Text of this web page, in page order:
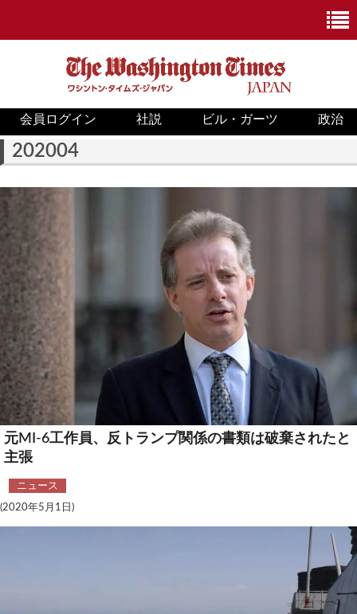
ニュース
安全保障
ビジネス・経済
カルチャー
ポリシー
税制・予算
会員ログイン 社説 ビル・ガーツ 政治
202004
元MI-6工作員、反トランプ関係の書類は破棄されたと
主張
ニュース
(2020年5月1日)